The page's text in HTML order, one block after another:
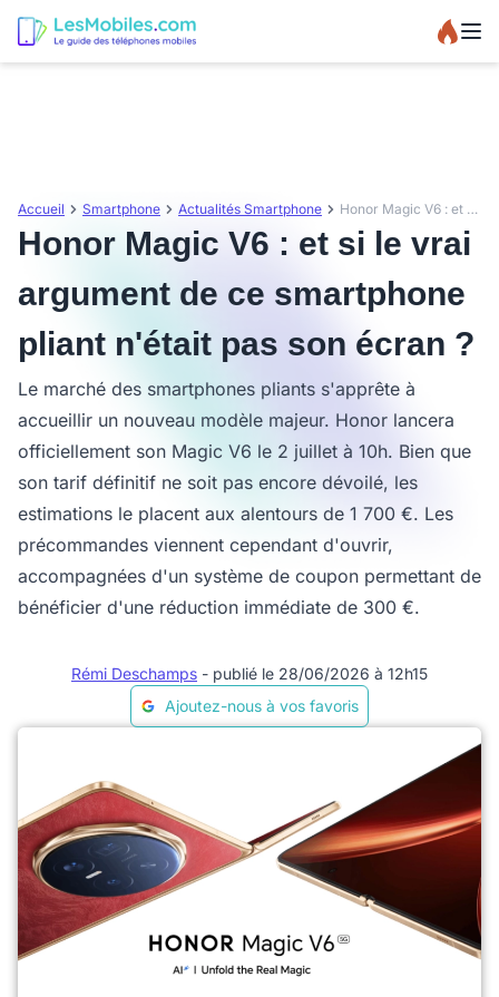
Accueil Smartphone Actualités Smartphone Honor Magic V6 : et si le vrai argument de ce smartphone pliant n'était pas son écran ?
Honor Magic V6 : et si le vrai
argument de ce smartphone
pliant n'était pas son écran ?
Le marché des smartphones pliants s'apprête à
accueillir un nouveau modèle majeur. Honor lancera
officiellement son Magic V6 le 2 juillet à 10h. Bien que
son tarif définitif ne soit pas encore dévoilé, les
estimations le placent aux alentours de 1 700 €. Les
précommandes viennent cependant d'ouvrir,
accompagnées d'un système de coupon permettant de
bénéficier d'une réduction immédiate de 300 €.
Rémi Deschamps - publié le 28/06/2026 à 12h15
Ajoutez-nous à vos favoris